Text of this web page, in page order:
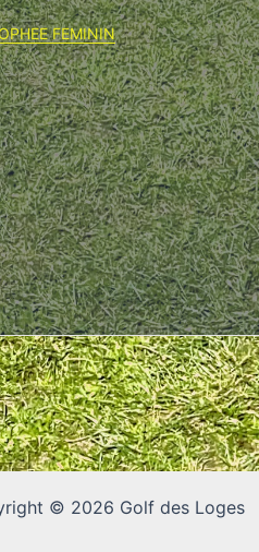
FEMININ
© 2026 Golf des Loges